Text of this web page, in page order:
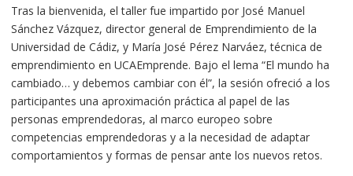
Tras la bienvenida, el taller fue impartido por José Manuel
Sánchez Vázquez, director general de Emprendimiento de la
Universidad de Cádiz, y María José Pérez Narváez, técnica de
emprendimiento en UCAEmprende. Bajo el lema “El mundo ha
cambiado… y debemos cambiar con él”, la sesión ofreció a los
participantes una aproximación práctica al papel de las
personas emprendedoras, al marco europeo sobre
competencias emprendedoras y a la necesidad de adaptar
comportamientos y formas de pensar ante los nuevos retos.